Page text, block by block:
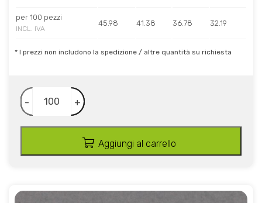
per 100 pezzi
INCL. IVA
45.98 41.38 36.78 32.19
* I prezzi non includono la spedizione / altre quantità su richiesta
- +
Aggiungi al carrello